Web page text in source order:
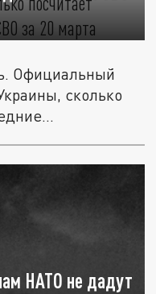
Официальный
сколько
НАТО не дадут